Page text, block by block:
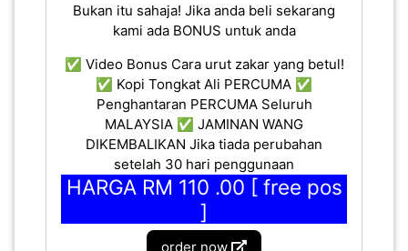
Bukan itu sahaja! Jika anda beli sekarang
kami ada BONUS untuk anda
✅ Video Bonus Cara urut zakar yang betul!
✅ Kopi Tongkat Ali PERCUMA ✅
Penghantaran PERCUMA Seluruh
MALAYSIA ✅ JAMINAN WANG
DIKEMBALIKAN Jika tiada perubahan
setelah 30 hari penggunaan
HARGA RM 110 .00 [ free pos
]
order now